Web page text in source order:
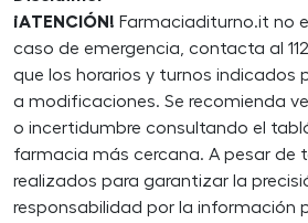
¡ATENCIÓN! Farmaciaditurno.it no
caso de emergencia, contacta al
que los horarios y turnos indicados
a modificaciones. Se recomienda
o incertidumbre consultando el
farmacia más cercana. A pesar de
realizados para garantizar la
responsabilidad por la información